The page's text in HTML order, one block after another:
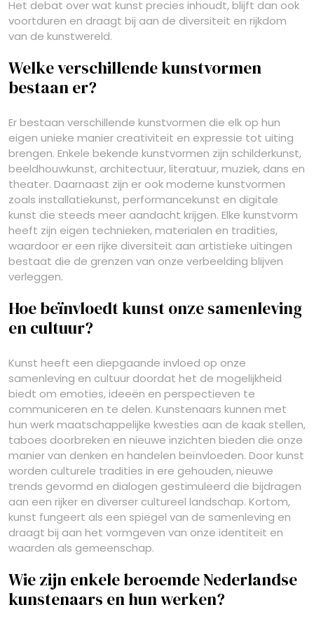
Het debat over wat kunst precies inhoudt, blijft dan ook
voortduren en draagt bij aan de diversiteit en rijkdom
van de kunstwereld.
Welke verschillende kunstvormen
bestaan er?
Er bestaan verschillende kunstvormen die elk op hun
eigen unieke manier creativiteit en expressie tot uiting
brengen. Enkele bekende kunstvormen zijn schilderkunst,
beeldhouwkunst, architectuur, literatuur, muziek, dans en
theater. Daarnaast zijn er ook moderne kunstvormen
zoals installatiekunst, performancekunst en digitale
kunst die steeds meer aandacht krijgen. Elke kunstvorm
heeft zijn eigen technieken, materialen en tradities,
waardoor er een rijke diversiteit aan artistieke uitingen
bestaat die de grenzen van onze verbeelding blijven
verleggen.
Hoe beïnvloedt kunst onze samenleving
en cultuur?
Kunst heeft een diepgaande invloed op onze
samenleving en cultuur doordat het de mogelijkheid
biedt om emoties, ideeën en perspectieven te
communiceren en te delen. Kunstenaars kunnen met
hun werk maatschappelijke kwesties aan de kaak stellen,
taboes doorbreken en nieuwe inzichten bieden die onze
manier van denken en handelen beïnvloeden. Door kunst
worden culturele tradities in ere gehouden, nieuwe
trends gevormd en dialogen gestimuleerd die bijdragen
aan een rijker en diverser cultureel landschap. Kortom,
kunst fungeert als een spiegel van de samenleving en
draagt bij aan het vormgeven van onze identiteit en
waarden als gemeenschap.
Wie zijn enkele beroemde Nederlandse
kunstenaars en hun werken?